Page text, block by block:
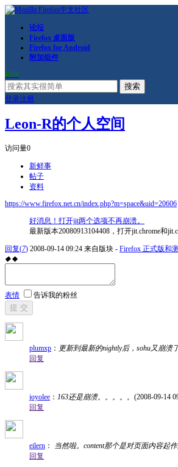
论坛
Firefox 桌面版
Firefox for Android
附加组件
RSS
搜索
登录注册
Leon-R的个人空间
访问量0
新鲜事
帖子
资料
https://www.firefox.net.cn/index.php?m=space&uid=20606
好消息！打开jit两个选项不再崩溃。
最新版本20080913104408，打开jit.chrome和
回复(7) 2008-09-14 09:24 来自版块 - Firefox 正式版和
◆ ◆
表情 告诉我的粉丝
提 交
plumxp ： 更新到最新的nightly后，sohu又崩溃
回复
joyolee ： 163还是崩溃。。。。。 (2008-09-14
回复
eilern ： 当然啦。content那个是对页面内容起
回复